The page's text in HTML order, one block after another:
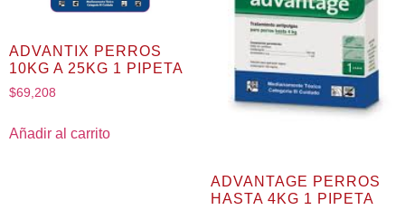
ADVANTIX PERROS
10KG A 25KG 1 PIPETA
$69,208
Añadir al carrito
ADVANTAGE PERROS
HASTA 4KG 1 PIPETA